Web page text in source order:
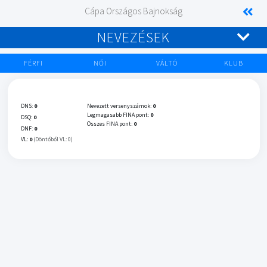
Cápa Országos Bajnokság
NEVEZÉSEK
FÉRFI NŐI VÁLTÓ KLUB
DNS: 0
DSQ: 0
DNF: 0
VL: 0 (Döntőből VL: 0)
Nevezett versenyszámok: 0
Legmagasabb FINA pont: 0
Összes FINA pont: 0